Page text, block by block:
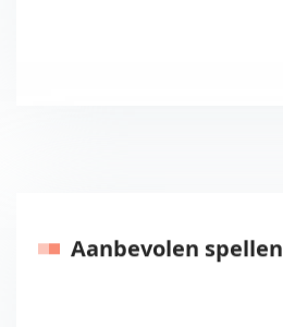
Aanbevolen spellen